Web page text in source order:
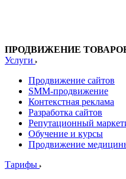
ПРОДВИЖЕНИЕ
Услуги
Продвижение сайтов
SMM-продвижение
Контекстная реклама
Разработка сайтов
Репутационный
Обучение и курсы
Продвижение
Тарифы